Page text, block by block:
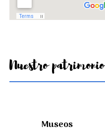
Nuestro patrimonio
Museos